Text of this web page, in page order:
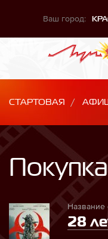
Ваш город:
СТАРТОВАЯ
Название
28